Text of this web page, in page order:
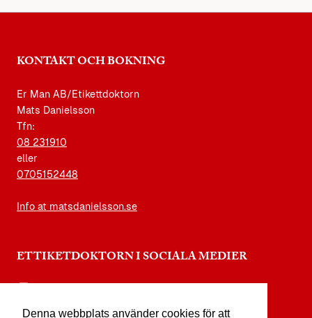
Denna webbplats använder cookies för att
KONTAKT OCH BOKNING
Er Man AB/Etikettdoktorn
Mats Danielsson
Tfn:
08 231910
eller
0705152448
Info at matsdanielsson.se
ETTIKETDOKTORN I SOCIALA MEDIER
facebook.com/etikettdoktorn